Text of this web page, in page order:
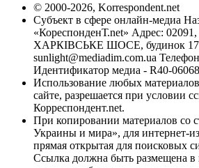
© 2000-2026, Korrespondent.net
Субъект в сфере онлайн-медиа
«КореспонденТ.net» Адрес: 02091,
ХАРКІВСЬКЕ ШОСЕ, будинок
sunlight@mediadim.com.ua
Идентификатор медиа - R40-06068
Использование любых
сайте, разрешается при условии
Корреспондент.net.
При копировании материалов со
Украины и мира», для интернет-
прямая открытая для поисковых
Ссылка должна быть размещена в